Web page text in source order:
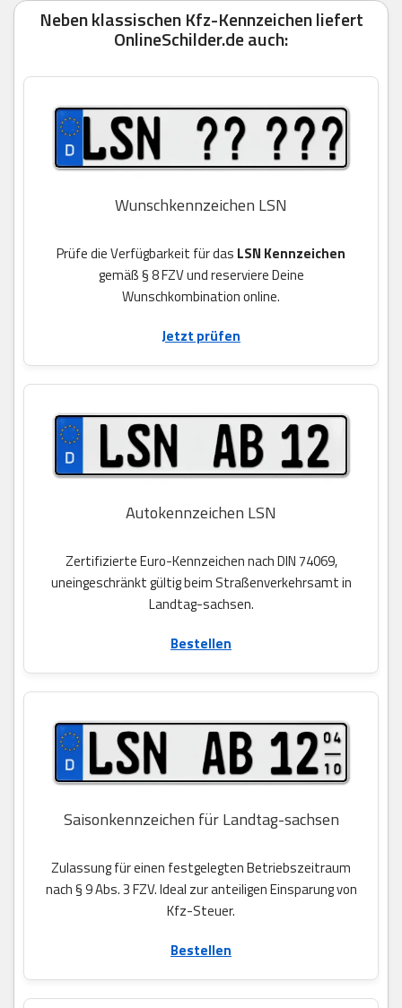
Neben klassischen Kfz-Kennzeichen liefert
OnlineSchilder.de auch:
Wunschkennzeichen LSN
Prüfe die Verfügbarkeit für das LSN Kennzeichen
gemäß § 8 FZV und reserviere Deine
Wunschkombination online.
Jetzt prüfen
Autokennzeichen LSN
Zertifizierte Euro-Kennzeichen nach DIN 74069,
uneingeschränkt gültig beim Straßenverkehrsamt in
Landtag-sachsen.
Bestellen
Saisonkennzeichen für Landtag-sachsen
Zulassung für einen festgelegten Betriebszeitraum
nach § 9 Abs. 3 FZV. Ideal zur anteiligen Einsparung von
Kfz-Steuer.
Bestellen